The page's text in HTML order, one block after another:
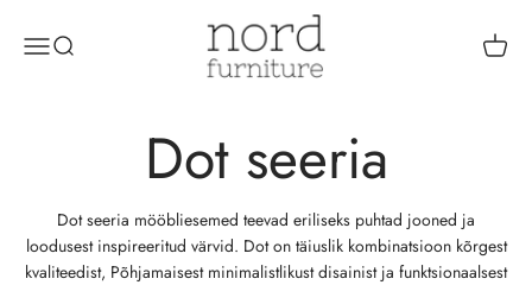
Ava menüü
Ava otsing
NordFurniture | E-pood
Ava
Dot seeria mööbliesemed teevad eriliseks puhtad jooned ja
loodusest inspireeritud värvid. Dot on täiuslik kombinatsioon kõrgest
kvaliteedist, Põhjamaisest minimalistlikust disainist ja funktsionaalsest